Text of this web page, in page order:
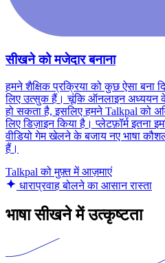
सीखने को मजेदार बनाना
हमने शैक्षिक प्रक्रिया को कुछ ऐसा बना
लिए उत्सुक हैं। चूंकि ऑनलाइन अध्ययन
हो सकता है, इसलिए हमने Talkpal को
लिए डिज़ाइन किया है। प्लेटफ़ॉर्म इतना
वीडियो गेम खेलने के बजाय नए भाषा
हैं।
Talkpal को मुफ़्त में आज़माएं
धाराप्रवाह बोलने का आसान रास्ता
भाषा सीखने में उत्कृष्टता